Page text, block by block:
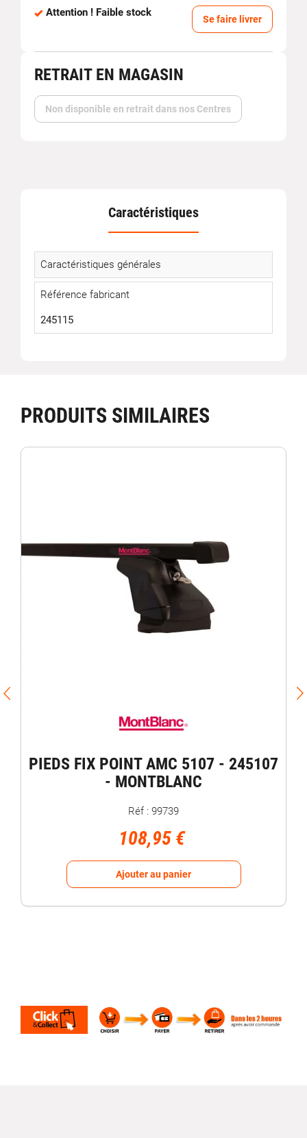
Attention ! Faible stock
Se faire livrer
RETRAIT EN MAGASIN
Non disponible en retrait dans nos Centres
Caractéristiques
Caractéristiques générales
Référence fabricant
245115
PRODUITS SIMILAIRES
PIEDS FIX POINT AMC 5107 - 245107
- MONTBLANC
Réf : 99739
108,95 €
Ajouter au panier